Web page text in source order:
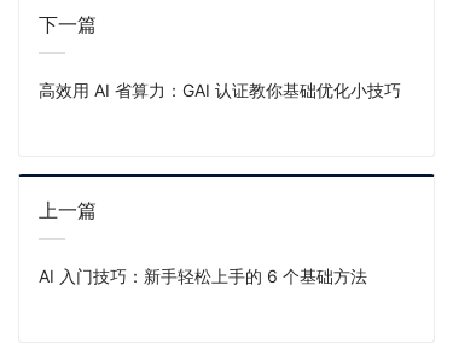
下一篇
高效用 AI 省算力：GAI 认证教你基础优化小技巧
上一篇
AI 入门技巧：新手轻松上手的 6 个基础方法